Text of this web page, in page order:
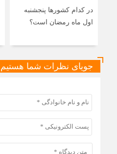
در کدام کشورها پنجشنبه
اول ماه رمضان است؟
جویای نظرات شما هستیم